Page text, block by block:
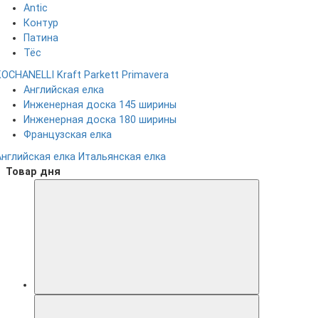
Antic
Контур
Патина
Тёс
Kraft Parkett Primavera
Английская елка
Инженерная доска 145 ширины
Инженерная доска 180 ширины
Французская елка
елка Итальянская елка
Товар дня